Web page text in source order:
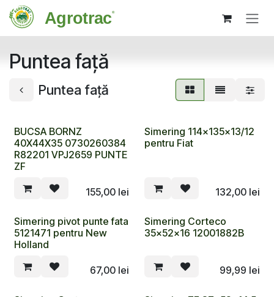
Sari la conținut
Puntea față
Puntea față
BUCSA BORNZ
40X44X35 0730260384
R82201 VPJ2659 PUNTE
ZF
155,00 lei
Simering 114x135x13/12
pentru Fiat
132,00lei
Simering pivot punte fata
5121471 pentru New
Holland
67,00 lei
Simering Corteco
35x52x16 12001882B
99,99 lei